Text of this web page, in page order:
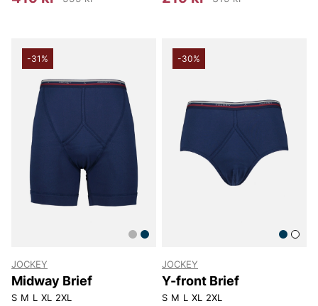
-31%
JOCKEY
Midway Brief
S M L XL 2XL
-30%
JOCKEY
Y-front Brief
S M L XL 2XL